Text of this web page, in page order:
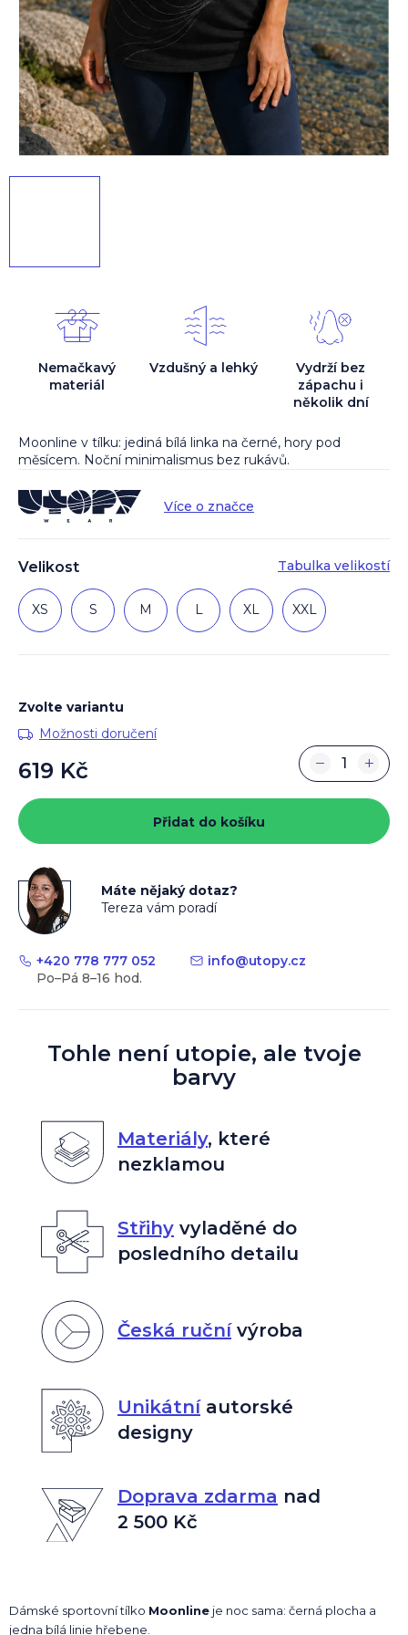
Velikost Tabulka velikostí
XS S M L XL XXL
Moonline v tílku: jediná bílá linka na černé, hory pod
měsícem. Noční minimalismus bez rukávů.
Více o značce
Nemačkavý
materiál
Vzdušný a lehký
Vydrží bez
zápachu i
několik dní
Zvolte variantu
Možnosti doručení
619 Kč
cena:
+
−
Přidat do košíku
Máte nějaký dotaz?
Tereza vám poradí
+420 778 777 052 info@utopy.cz
Tohle není utopie, ale tvoje
barvy
Materiály, které
nezklamou
Střihyvyladěné do
posledního detailu
Česká ručnívýroba
Unikátníautorské
designy
Doprava zdarma nad
2 500 Kč
Dámské sportovní tílko Moonline je noc sama: černá plocha a
jedna bílá linie hřebene.